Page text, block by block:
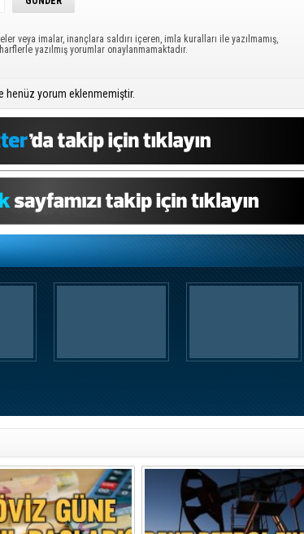
veya imalar, inançlara saldırı içeren, imla kuralları ile yazılmamış,
yazılmış yorumlar onaylanmamaktadır.
henüz yorum eklenmemiştir.